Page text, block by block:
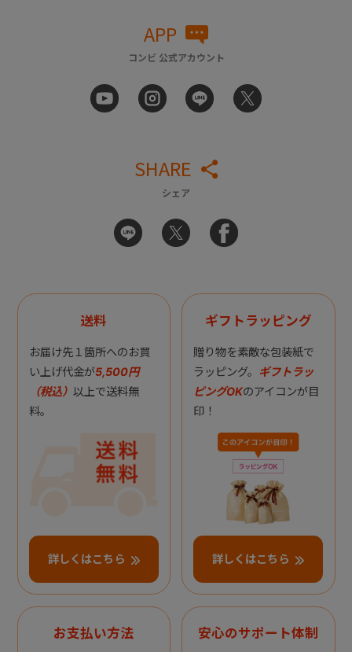
APP
コンビ 公式アカウント
SHARE
シェア
送料
お届け先１箇所へのお買
い上げ代金が5,500円
（税込） 以上で送料無
料。
詳しくはこちら
ギフトラッピング
贈り物を素敵な包装紙で
ラッピング。 ギフトラッ
ピングOKのアイコンが目
印！
詳しくはこちら
お支払い方法 安心のサポート体制